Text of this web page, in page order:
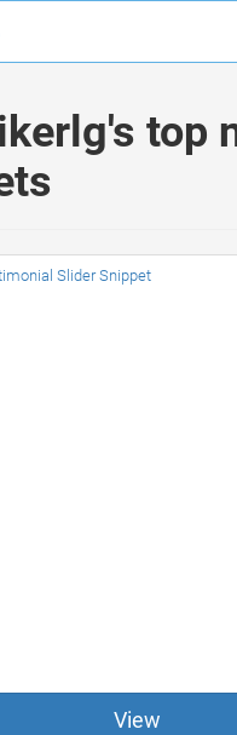
top
Slider Snippet
View